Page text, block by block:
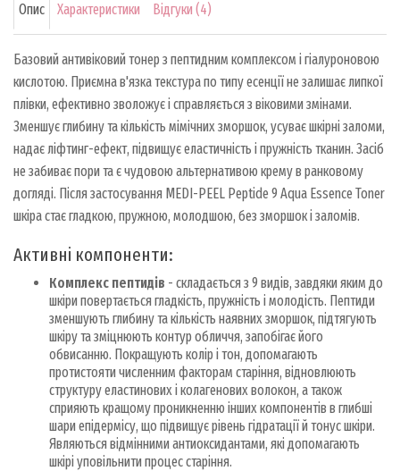
Опис Характеристики Відгуки (4)
Базовий антивіковий тонер з пептидним комплексом і гіалуроновою
кислотою. Приємна в'язка текстура по типу есенції не залишає липкої
плівки, ефективно зволожує і справляється з віковими змінами.
Зменшує глибину та кількість мімічних зморшок, усуває шкірні заломи,
надає ліфтинг-ефект, підвищує еластичність і пружність тканин. Засіб
не забиває пори та є чудовою альтернативою крему в ранковому
догляді. Після застосування MEDI-PEEL Peptide 9 Aqua Essence Toner
шкіра стає гладкою, пружною, молодшою, без зморшок і заломів.
Активні компоненти:
Комплекс пептидів - складається з 9 видів, завдяки яким до
шкіри повертається гладкість, пружність і молодість. Пептиди
зменшують глибину та кількість наявних зморшок, підтягують
шкіру та зміцнюють контур обличчя, запобігає його
обвисанню. Покращують колір і тон, допомагають
протистояти численним факторам старіння, відновлюють
структуру еластинових і колагенових волокон, а також
сприяють кращому проникненню інших компонентів в глибші
шари епідермісу, що підвищує рівень гідратації й тонус шкіри.
Являються відмінними антиоксидантами, які допомагають
шкірі уповільнити процес старіння.